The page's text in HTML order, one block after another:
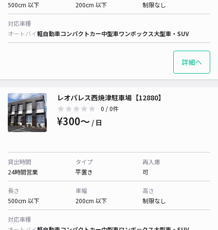
500cm 以下
200cm 以下
制限なし
対応車種
オートバイ軽自動車コンパクトカー中型車ワンボックス大型車・SUV
詳細へ
レオパレス西焼津駐車場【12880】
0 / 0件
¥300〜 / 日
貸出時間
24時間営業
タイプ
平置き
再入庫
可
長さ
500cm 以下
車幅
200cm 以下
高さ
制限なし
対応車種